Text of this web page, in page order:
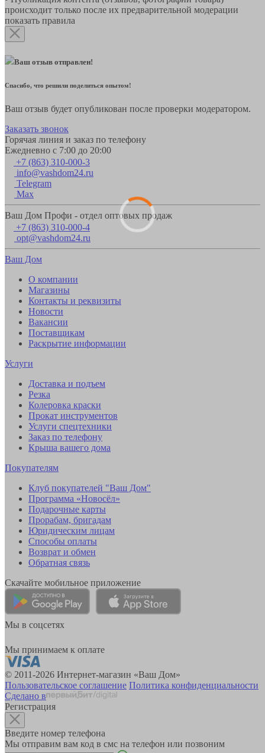
происходит только после их предварительной модерации
показать правила
Ваш отзыв отправлен!
Спасибо, что решили поделиться опытом!
Ваш отзыв будет опубликован после проверки модератором.
Заказать звонок
Горячая линия и заказ по телефону
Ежедневно с 7:00 до 20:00
+7 (863) 310-000-3
info@vashdom24.ru
Telegram
Max
Ваш Дом Профи - отдел оптовых продаж
+7 (863) 310-000-4
opt@vashdom24.ru
Ваш Дом
О компании
Магазины
Контакты и реквизиты
Новости
Вакансии
Поставщикам
Раскрытие информации
Услуги
Доставка и подъем
Резка
Колеровка краски
Прокат инструментов
Услуги спецтехники
Заказ по телефону
Крыша вашего дома
Покупателям
Клуб покупателей "Ваш Дом"
Программа «Новосёл»
Подарочные карты
Прорабам, бригадам
Юридическим лицам
Способы оплаты
Возврат и обмен
Обратная связь
Скачайте мобильное приложение
Мы в соцсетях
Мы принимаем к оплате
© 2011-2026 Интернет-магазин «Ваш Дом»
Пользовательское соглашение Политика конфиденциальности
Сделано в
Регистрация
Введите номер телефона
Мы отправим вам код в смс на телефон или позвоним